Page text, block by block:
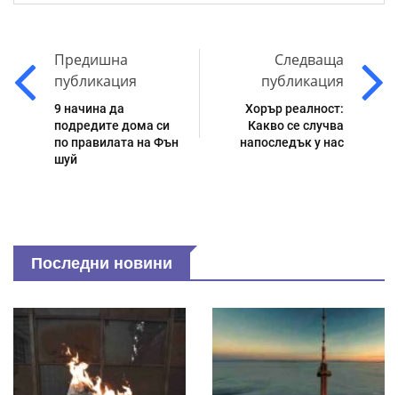
Предишна
публикация
9 начина да
подредите дома си
по правилата на Фън
шуй
Следваща
публикация
Хорър реалност:
Какво се случва
напоследък у нас
Последни новини